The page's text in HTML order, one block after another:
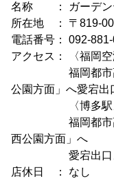
名称 ： ガーデン
所在地 ： 〒819-
電話番号： 092-
アクセス： 〈福岡空
福岡都市高速(
公園方面」へ愛宕出
〈博多駅よ
福岡都市高速(
西公園方面」へ
愛宕出口よ
店休日 ： なし